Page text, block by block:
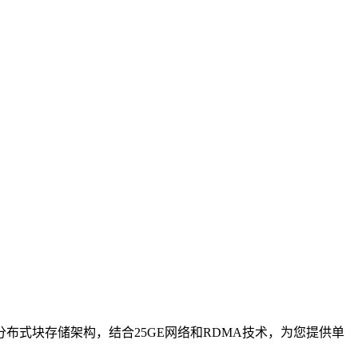
式块存储架构，结合25GE网络和RDMA技术，为您提供单